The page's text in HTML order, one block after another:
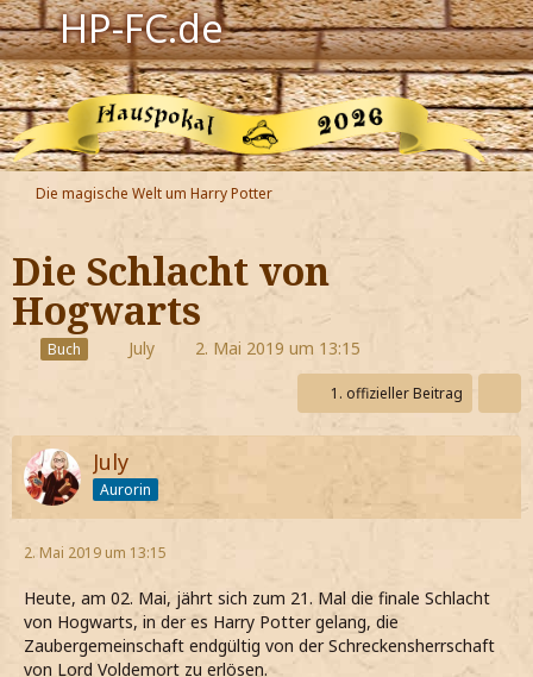
HP-FC.de
Navigation
Harry Potter
Der HP-FC
Hogwarts
Zauberwelt
Willkommen
Jetzt Fanclub-Mitglied werden!
Die magische Welt um Harry Potter
Die Schlacht von
Hogwarts
Buch July 2. Mai 2019 um 13:15
1. offizieller Beitrag
July
Aurorin
2. Mai 2019 um 13:15
Heute, am 02. Mai, jährt sich zum 21. Mal die finale Schlacht
von Hogwarts, in der es Harry Potter gelang, die
Zaubergemeinschaft endgültig von der Schreckensherrschaft
von Lord Voldemort zu erlösen.